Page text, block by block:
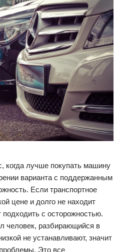
когда лучше покупать машину
варианта с поддержанным
Если транспортное
цене и долго не находит
подходить с осторожностью.
человек, разбирающийся в
не устанавливают, значит
Это все